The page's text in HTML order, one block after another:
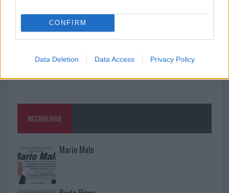
CONFIRM
Data Deletion Data Access Privacy Policy
NECROLOGIE
Mario Malu